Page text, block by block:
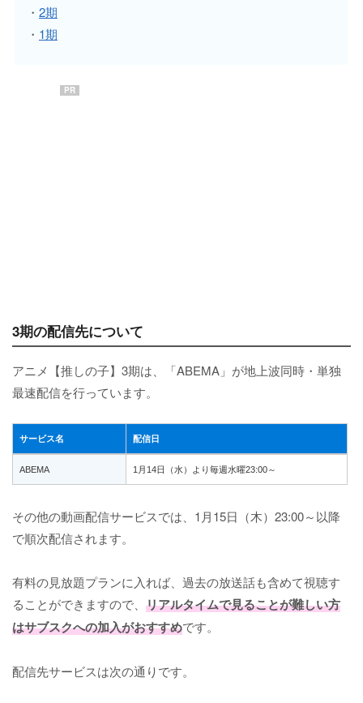
・ 2期
・ 1期
PR
3期の配信先について
アニメ【推しの子】3期は、「ABEMA」が地上波同時・単独
最速配信を行っています。
サービス名 配信日
ABEMA 1月14日（水）より毎週水曜23:00～
その他の動画配信サービスでは、1月15日（木）23:00～以降
で順次配信されます。
有料の見放題プランに入れば、過去の放送話も含めて視聴す
ることができますので、 リアルタイムで見ることが難しい方
はサブスクへの加入がおすすめです。
配信先サービスは次の通りです。